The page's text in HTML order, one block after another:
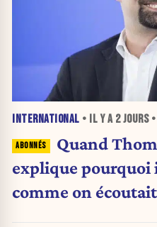
INTERNATIONAL • IL Y A 2 JOURS•
Quand
explique pourquoi
comme on